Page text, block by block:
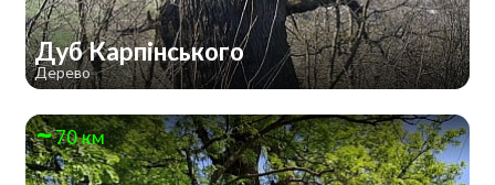
Дуб Карпінського
Дерево
70 км